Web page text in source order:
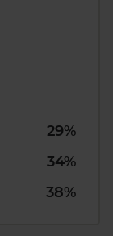
29%
34%
38%